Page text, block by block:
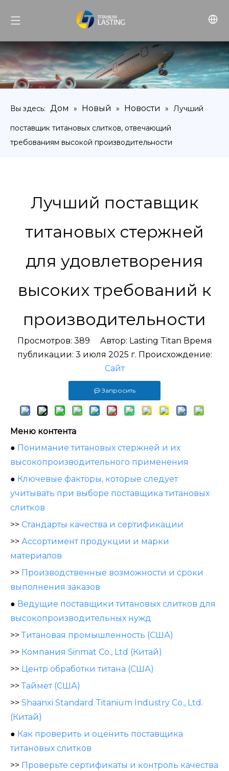
Вы здесь: Дом » Новый » Новости » Лучший
поставщик титановых слитков, отвечающий
требованиям высокой производительности
Лучший поставщик
титановых стержней
для удовлетворения
высоких требований к
производительности
Просмотров: 389 Автор: Lasting Titan Время
публикации: 3 июля 2025 г. Происхождение:
Сайт
Запросить
Меню контента
● Понимание титановых стержней и их
высокопроизводительного применения
● Ключевые факторы, которые следует
учитывать при выборе поставщика титановых
слитков
>> Стандарты качества и сертификации
>> Ассортимент продукции и марки
материалов
>> Производственные возможности и сроки
выполнения заказов
● Ведущие поставщики титановых слитков для
высокопроизводительных нужд
>> Титановая промышленность (США)
>> Компания Sinmat Co., Ltd (Китай)
>> Центр обработки титана (США)
>> Таймет (США)
>> Shaanxi Standard Titanium Industry Co., Ltd.
(Китай)
● Как проверить и оценить поставщика
титановых слитков
>> Проверьте сертификаты и контроль качества